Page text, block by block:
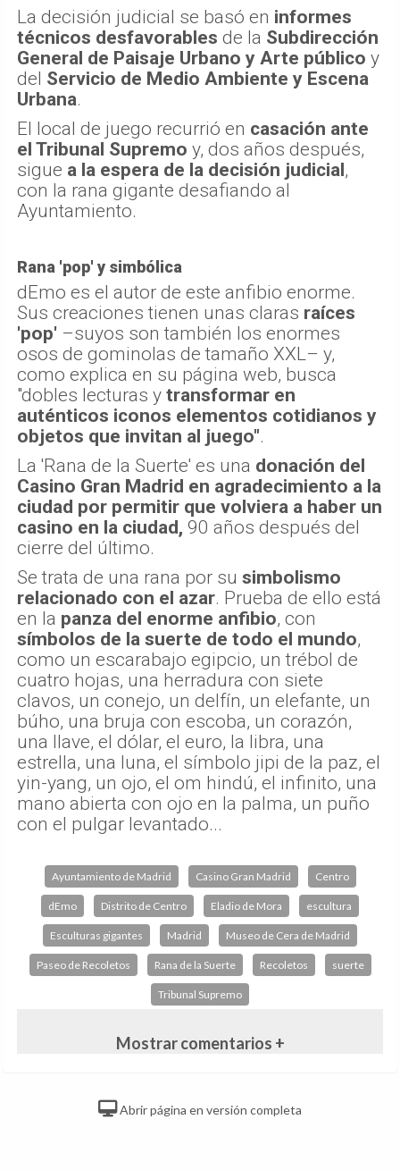
La decisión judicial se basó en informes
técnicos desfavorables de la Subdirección
General de Paisaje Urbano y Arte público y
del Servicio de Medio Ambiente y Escena
Urbana.
El local de juego recurrió en casación ante
el Tribunal Supremo y, dos años después,
sigue a la espera de la decisión judicial,
con la rana gigante desafiando al
Ayuntamiento.
Rana 'pop' y simbólica
dEmo es el autor de este anfibio enorme.
Sus creaciones tienen unas claras raíces
'pop' –suyos son también los enormes
osos de gominolas de tamaño XXL– y,
como explica en su página web, busca
"dobles lecturas y transformar en
auténticos iconos elementos cotidianos y
objetos que invitan al juego".
La 'Rana de la Suerte' es una donación del
Casino Gran Madrid en agradecimiento a la
ciudad por permitir que volviera a haber un
casino en la ciudad, 90 años después del
cierre del último.
Se trata de una rana por su simbolismo
relacionado con el azar. Prueba de ello está
en la panza del enorme anfibio, con
símbolos de la suerte de todo el mundo,
como un escarabajo egipcio, un trébol de
cuatro hojas, una herradura con siete
clavos, un conejo, un delfín, un elefante, un
búho, una bruja con escoba, un corazón,
una llave, el dólar, el euro, la libra, una
estrella, una luna, el símbolo jipi de la paz, el
yin-yang, un ojo, el om hindú, el infinito, una
mano abierta con ojo en la palma, un puño
con el pulgar levantado...
Ayuntamiento de Madrid Casino Gran Madrid Centro
dEmo Distrito de Centro Eladio de Mora escultura
Esculturas gigantes Madrid Museo de Cera de Madrid
Paseo de Recoletos Rana de la Suerte Recoletos suerte
Tribunal Supremo
Mostrar comentarios +
Abrir página en versión completa